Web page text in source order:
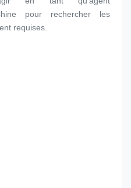
pour rechercher les
requises.